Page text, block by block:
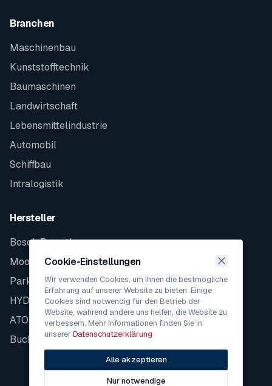
Branchen
Maschinenbau
Kunststofftechnik
Baumaschinen
Landwirtschaft
Lebensmittelindustrie
Automobil
Schiffbau
Intralogistik
Hersteller
Bosch Rexroth
Moog
Parker
HYDAC
ATOS
Bucher
Cookie-Einstellungen
Wir verwenden Cookies, um Ihnen die bestmögliche
Erfahrung auf unserer Website zu bieten. Einige
Cookies sind notwendig für den Betrieb der
Website, während andere uns helfen, die Website zu
verbessern. Mehr Informationen finden Sie in
unsererDatenschutzerklärung
Alle akzeptieren
Nur notwendige